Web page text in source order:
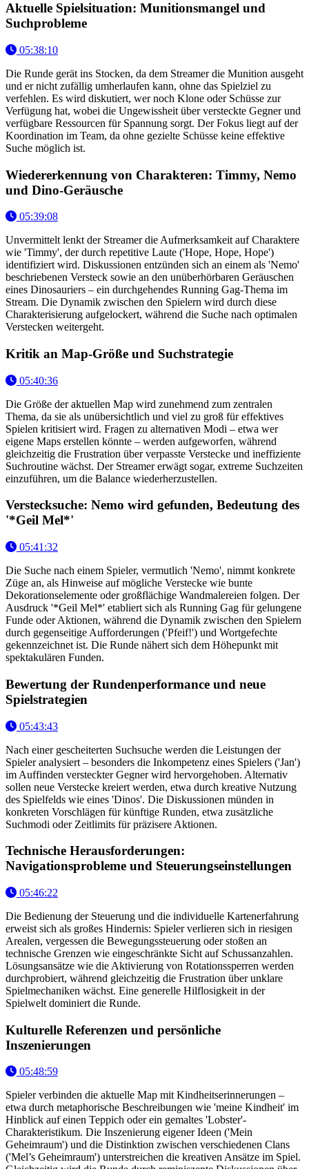
Aktuelle Spielsituation: Munitionsmangel und
Suchprobleme
05:38:10
Die Runde gerät ins Stocken, da dem Streamer die Munition ausgeht
und er nicht zufällig umherlaufen kann, ohne das Spielziel zu
verfehlen. Es wird diskutiert, wer noch Klone oder Schüsse zur
Verfügung hat, wobei die Ungewissheit über versteckte Gegner und
verfügbare Ressourcen für Spannung sorgt. Der Fokus liegt auf der
Koordination im Team, da ohne gezielte Schüsse keine effektive
Suche möglich ist.
Wiedererkennung von Charakteren: Timmy, Nemo
und Dino-Geräusche
05:39:08
Unvermittelt lenkt der Streamer die Aufmerksamkeit auf Charaktere
wie 'Timmy', der durch repetitive Laute ('Hope, Hope, Hope')
identifiziert wird. Diskussionen entzünden sich an einem als 'Nemo'
beschriebenen Versteck sowie an den unüberhörbaren Geräuschen
eines Dinosauriers – ein durchgehendes Running Gag-Thema im
Stream. Die Dynamik zwischen den Spielern wird durch diese
Charakterisierung aufgelockert, während die Suche nach optimalen
Verstecken weitergeht.
Kritik an Map-Größe und Suchstrategie
05:40:36
Die Größe der aktuellen Map wird zunehmend zum zentralen
Thema, da sie als unübersichtlich und viel zu groß für effektives
Spielen kritisiert wird. Fragen zu alternativen Modi – etwa wer
eigene Maps erstellen könnte – werden aufgeworfen, während
gleichzeitig die Frustration über verpasste Verstecke und ineffiziente
Suchroutine wächst. Der Streamer erwägt sogar, extreme Suchzeiten
einzuführen, um die Balance wiederherzustellen.
Verstecksuche: Nemo wird gefunden, Bedeutung des
'*Geil Mel*'
05:41:32
Die Suche nach einem Spieler, vermutlich 'Nemo', nimmt konkrete
Züge an, als Hinweise auf mögliche Verstecke wie bunte
Dekorationselemente oder großflächige Wandmalereien folgen. Der
Ausdruck '*Geil Mel*' etabliert sich als Running Gag für gelungene
Funde oder Aktionen, während die Dynamik zwischen den Spielern
durch gegenseitige Aufforderungen ('Pfeif!') und Wortgefechte
gekennzeichnet ist. Die Runde nähert sich dem Höhepunkt mit
spektakulären Funden.
Bewertung der Rundenperformance und neue
Spielstrategien
05:43:43
Nach einer gescheiterten Suchsuche werden die Leistungen der
Spieler analysiert – besonders die Inkompetenz eines Spielers ('Jan')
im Auffinden versteckter Gegner wird hervorgehoben. Alternativ
sollen neue Verstecke kreiert werden, etwa durch kreative Nutzung
des Spielfelds wie eines 'Dinos'. Die Diskussionen münden in
konkreten Vorschlägen für künftige Runden, etwa zusätzliche
Suchmodi oder Zeitlimits für präzisere Aktionen.
Technische Herausforderungen:
Navigationsprobleme und Steuerungseinstellungen
05:46:22
Die Bedienung der Steuerung und die individuelle Kartenerfahrung
erweist sich als großes Hindernis: Spieler verlieren sich in riesigen
Arealen, vergessen die Bewegungssteuerung oder stoßen an
technische Grenzen wie eingeschränkte Sicht auf Schussanzahlen.
Lösungsansätze wie die Aktivierung von Rotationssperren werden
durchprobiert, während gleichzeitig die Frustration über unklare
Spielmechaniken wächst. Eine generelle Hilflosigkeit in der
Spielwelt dominiert die Runde.
Kulturelle Referenzen und persönliche
Inszenierungen
05:48:59
Spieler verbinden die aktuelle Map mit Kindheitserinnerungen –
etwa durch metaphorische Beschreibungen wie 'meine Kindheit' im
Hinblick auf einen Teppich oder ein gemaltes 'Lobster'-
Charakteristikum. Die Inszenierung eigener Ideen ('Mein
Geheimraum') und die Distinktion zwischen verschiedenen Clans
('Mel’s Geheimraum') unterstreichen die kreativen Ansätze im Spiel.